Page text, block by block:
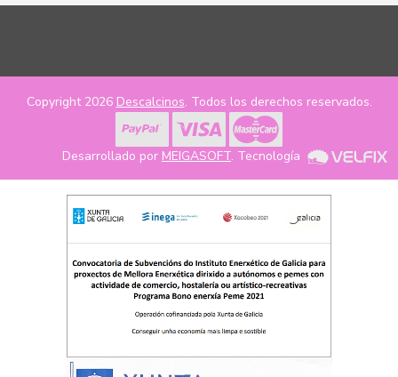
Copyright 2026 Descalcinos. Todos los derechos reservados.
Desarrollado por MEIGASOFT. Tecnología